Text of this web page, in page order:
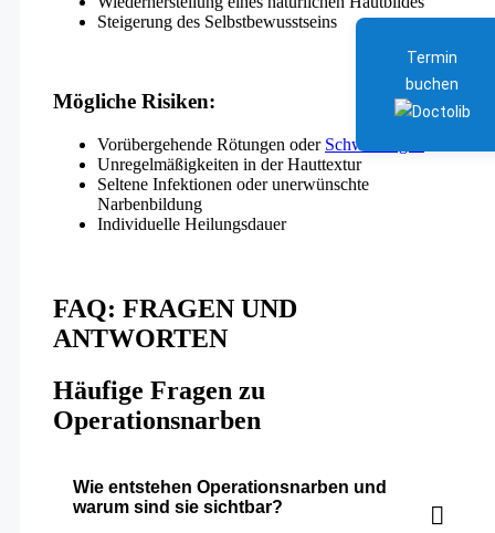
Steigerung des Selbstbewusstseins
Mögliche Risiken:
Vorübergehende Rötungen oder Schwellungen
Unregelmäßigkeiten in der Hauttextur
Seltene Infektionen oder unerwünschte
Narbenbildung
Individuelle Heilungsdauer
FAQ: FRAGEN UND
ANTWORTEN
Häufige Fragen zu
Operationsnarben
Wie entstehen Operationsnarben und
warum sind sie sichtbar?
Termin
buchen